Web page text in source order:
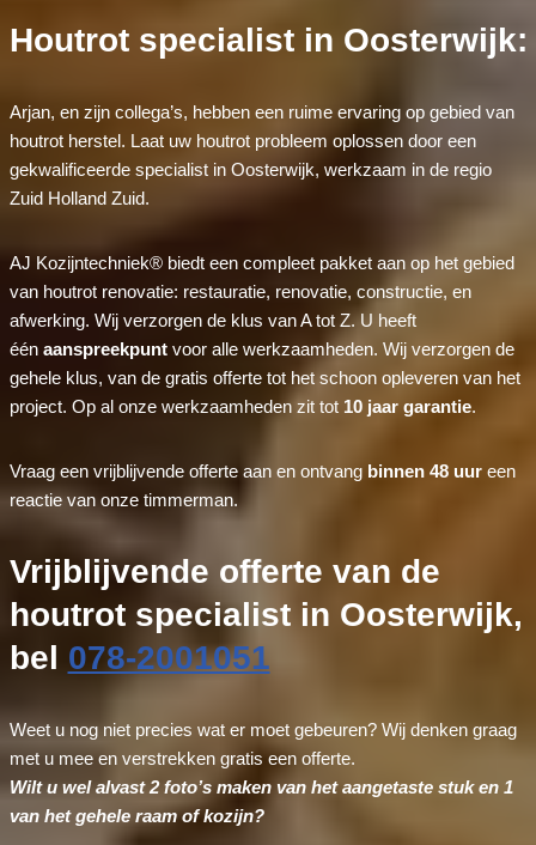
Houtrot specialist in Oosterwijk:
Arjan, en zijn collega’s, hebben een ruime ervaring op gebied van
houtrot herstel. Laat uw houtrot probleem oplossen door een
gekwalificeerde specialist in Oosterwijk, werkzaam in de regio
Zuid Holland Zuid.
AJ Kozijntechniek® biedt een compleet pakket aan op het gebied
van houtrot renovatie: restauratie, renovatie, constructie, en
afwerking. Wij verzorgen de klus van A tot Z. U heeft
één aanspreekpuntvoor alle werkzaamheden. Wij verzorgen de
gehele klus, van de gratis offerte tot het schoon opleveren van het
project. Op al onze werkzaamheden zit tot 10 jaar garantie.
Vraag een vrijblijvende offerte aan en ontvang binnen 48 uureen
reactie van onze timmerman.
Vrijblijvende offerte van de
houtrot specialist in Oosterwijk,
bel 078-2001051
Weet u nog niet precies wat er moet gebeuren? Wij denken graag
met u mee en verstrekken gratis een offerte.
Wilt u wel alvast 2 foto’s maken van het aangetaste stuk en 1
van het gehele raam of kozijn?